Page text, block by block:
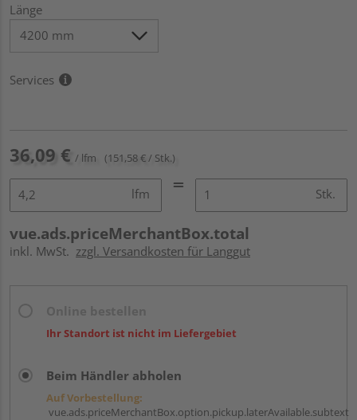
Länge
Services
36,09 € / lfm (151,58 € / Stk.)
lfm Stk.
vue.ads.priceMerchantBox.total
inkl. MwSt. zzgl. Versandkosten für Langgut
Ihr Standort ist nicht im Liefergebiet
Beim Händler abholen
Auf Vorbestellung:
vue.ads.priceMerchantBox.option.pickup.laterAvailable.subtext